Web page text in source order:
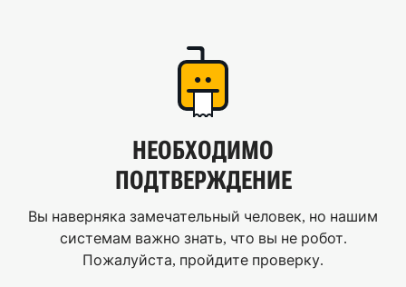
НЕОБХОДИМО
ПОДТВЕРЖДЕНИЕ
Вы наверняка замечательный человек, но нашим
системам важно знать, что вы не робот.
Пожалуйста, пройдите проверку.